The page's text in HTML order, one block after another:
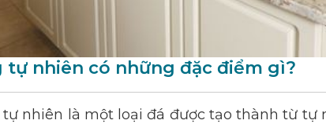
tự nhiên có những đặc điểm gì?
nhiên là một loại đá được tạo thành từ tự